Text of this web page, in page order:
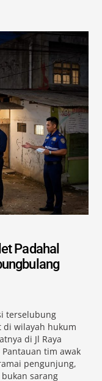
Padahal
terselubung
di wilayah hukum
di Jl Raya
tim awak
pengunjung,
sarang